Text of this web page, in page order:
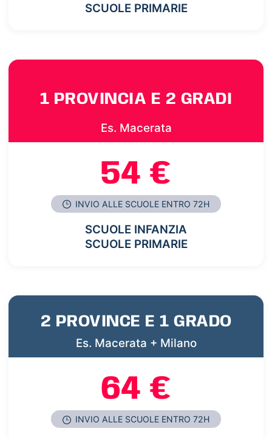
SCUOLE PRIMARIE
1 PROVINCIA E 2 GRADI
Es. Macerata
54 €
INVIO ALLE SCUOLE ENTRO 72H
SCUOLE INFANZIA
SCUOLE PRIMARIE
2 PROVINCE E 1 GRADO
Es. Macerata + Milano
64 €
INVIO ALLE SCUOLE ENTRO 72H